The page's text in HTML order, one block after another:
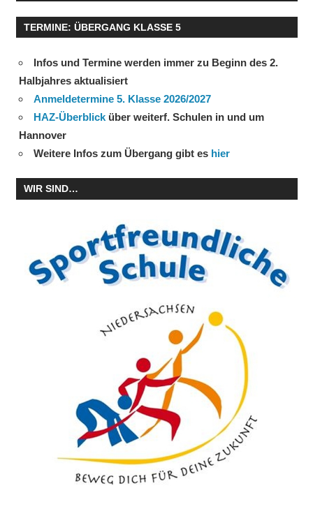
TERMINE: ÜBERGANG KLASSE 5
Infos und Termine werden immer zu Beginn des 2.
Halbjahres aktualisiert
Anmeldetermine 5. Klasse 2026/2027
HAZ-Überblick über weiterf. Schulen in und um
Hannover
Weitere Infos zum Übergang gibt es hier
WIR SIND…